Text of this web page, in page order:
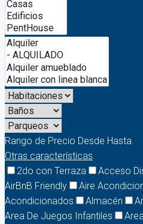
Rango de Precio Desde Hasta
Otras características
2do con Terraza
Acceso
AirBnB Friendly
Aire
Acondicionados
Almacén
Area De Juegos Infantiles